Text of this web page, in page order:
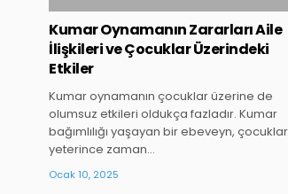
Kumar Oynamanın Zararları Aile
İlişkileri ve Çocuklar Üzerindeki
Etkiler
Kumar oynamanın çocuklar üzerine de
olumsuz etkileri oldukça fazladır. Kumar
bağımlılığı yaşayan bir ebeveyn,
yeterince zaman…
Ocak 10, 2025